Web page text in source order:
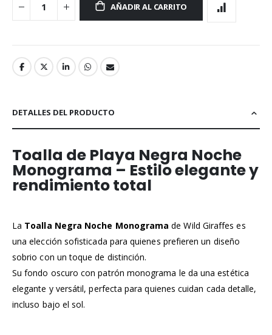
AÑADIR AL CARRITO
DETALLES DEL PRODUCTO
Toalla de Playa Negra Noche
Monograma – Estilo elegante y
rendimiento total
La Toalla Negra Noche Monograma de Wild Giraffes es
una elección sofisticada para quienes prefieren un diseño
sobrio con un toque de distinción.
Su fondo oscuro con patrón monograma le da una estética
elegante y versátil, perfecta para quienes cuidan cada detalle,
incluso bajo el sol.